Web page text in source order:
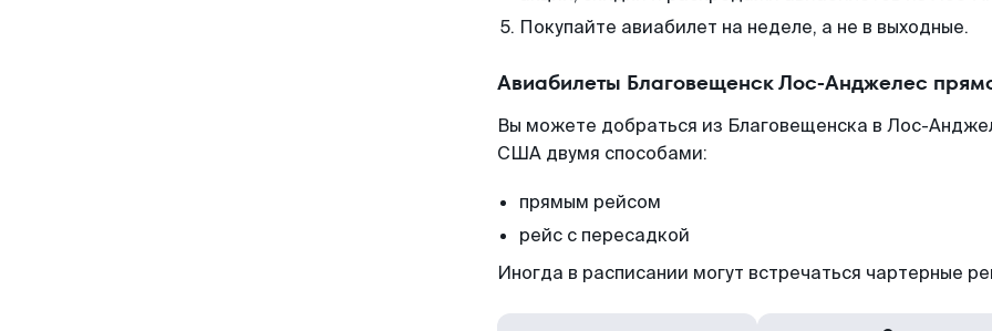
Покупайте авиабилет на неделе, а не в выходные.
Авиабилеты Благовещенск Лос-Анджелес
Вы можете добраться из Благовещенска в Лос-
США двумя способами:
прямым рейсом
рейс с пересадкой
Иногда в расписании могут встречаться чартерные